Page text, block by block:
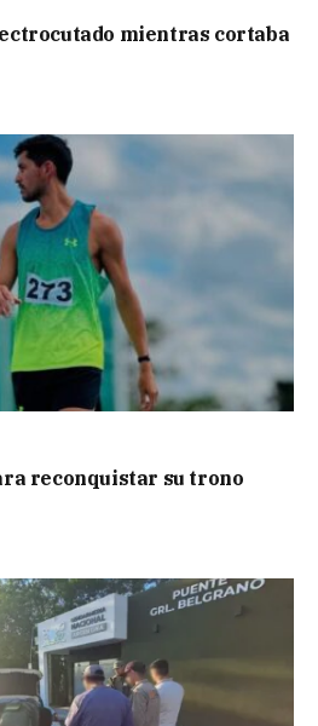
mientras cortaba
reconquistar su trono